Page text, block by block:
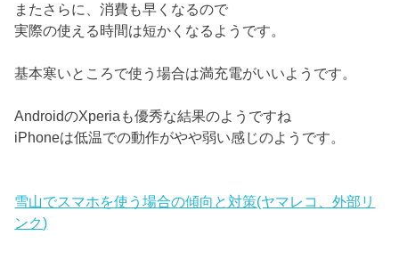
またさらに、消費も早くなるので
実際の使える時間は短かくなるようです。
基本寒いところで使う場合は満充電がいいようです。
AndroidのXperiaも優秀な結果のようですね
iPhoneは低温での動作がやや弱い感じのようです。
雪山でスマホを使う場合の傾向と対策(ヤマレコ、外部リ
ンク)